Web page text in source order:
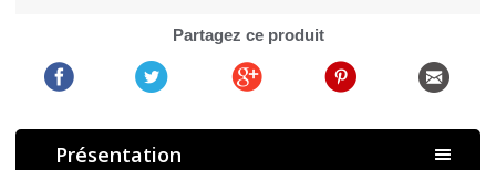
Partagez ce produit
Présentation